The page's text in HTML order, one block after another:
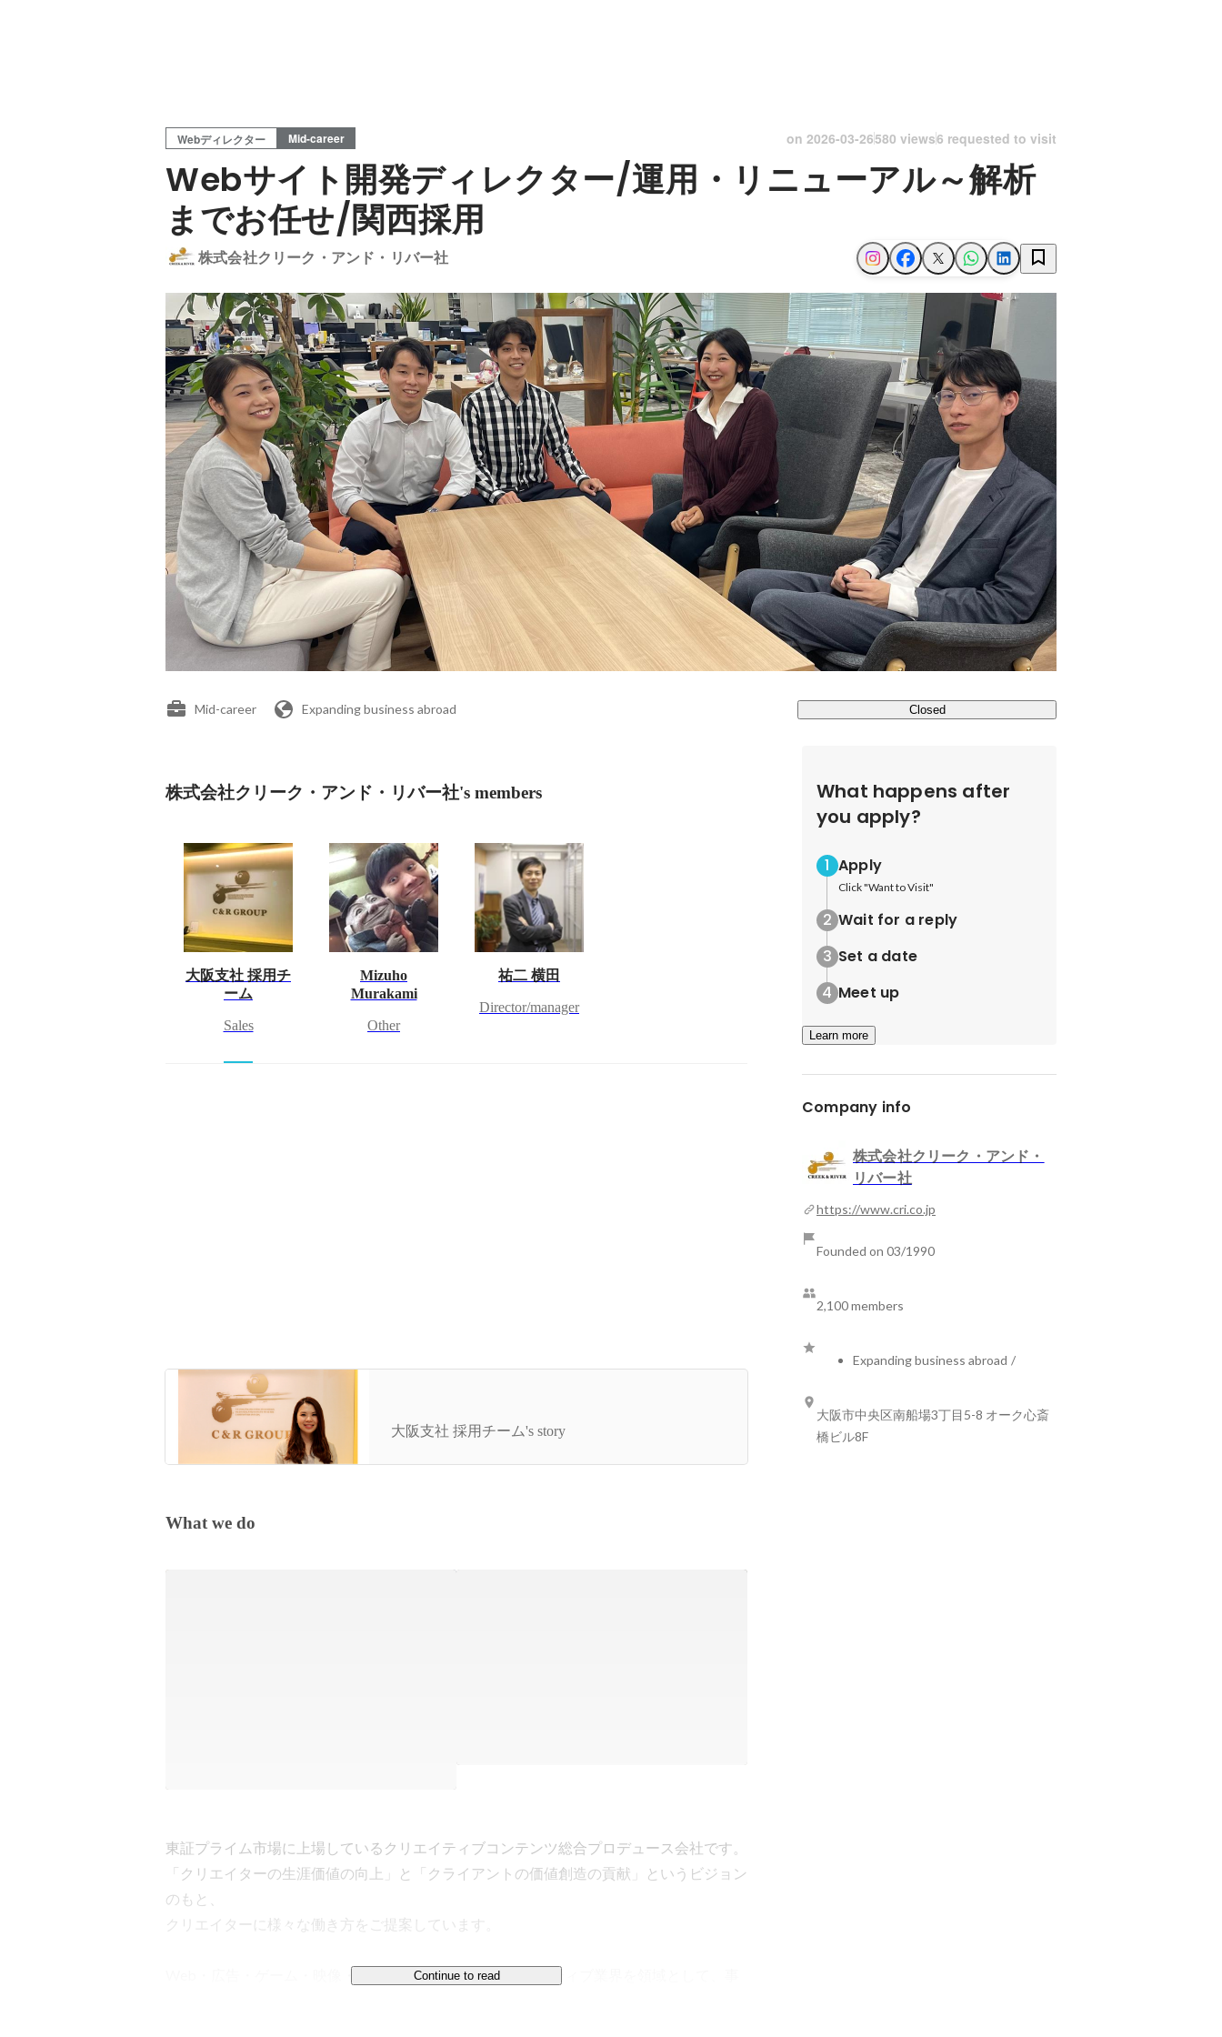
Webディレクター Mid-career on 2026-03-26580 views6 requested to visit
Webサイト開発ディレクター/運用・リニューアル～解析
までお任せ/関西採用
株式会社クリーク・アンド・リバー社
Mid-career Expanding business abroad Closed
株式会社クリーク・アンド・リバー社's members
大阪支社 採用チ
ーム
Sales
Mizuho
Murakami
Other
祐二 横田
Director/manager
ド･リバー社で活動するエージェントたち～
大阪支社 採用チーム's story
What we do
東証プライム市場に上場しているクリエイティブコンテンツ総合プロデュース会社です。
「クリエイターの生涯価値の向上」と「クライアントの価値創造の貢献」というビジョン
のもと、
クリエイターに様々な働き方をご提案しています。
Web・広告・ゲーム・映像・IT/データなど様々なクリエイティブ業界を領域として、事
Continue to read
What happens after
you apply?
Apply
Click "Want to Visit"
Wait for a reply
Set a date
Meet up
Learn more
Company info
株式会社クリーク・アンド・
リバー社
https://www.cri.co.jp
Founded on 03/1990
2,100 members
Expanding business abroad /
大阪市中央区南船場3丁目5-8 オーク心斎
橋ビル8F